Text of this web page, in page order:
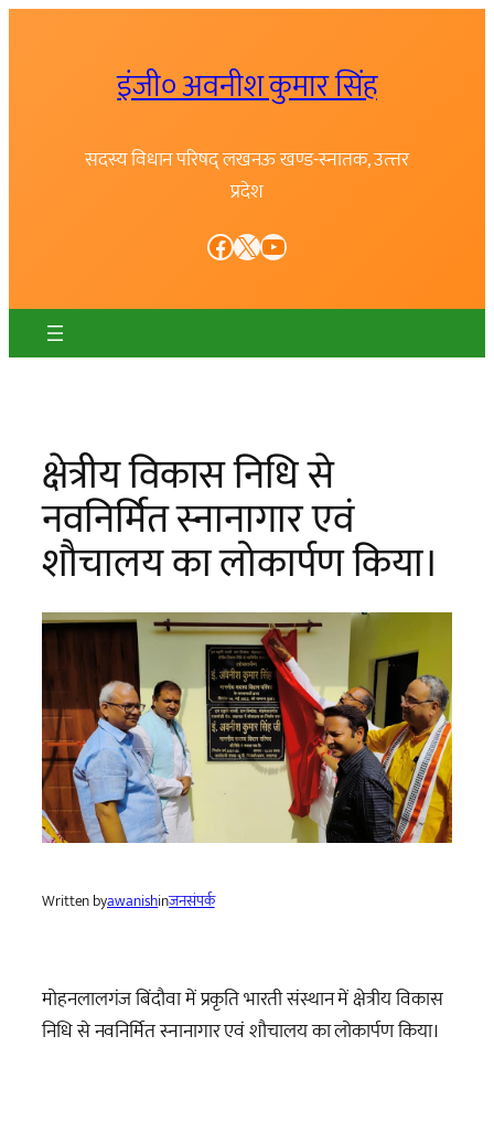
इंजी० अवनीश कुमार सिंह
सदस्य विधान परिषद् लखनऊ खण्ड-स्नातक, उत्त्तर
प्रदेश
Facebook X YouTube
क्षेत्रीय विकास निधि से
नवनिर्मित स्नानागार एवं
शौचालय का लोकार्पण किया।
Written byawanishinजनसंपर्क
मोहनलालगंज बिंदौवा में प्रकृति भारती संस्थान में क्षेत्रीय विकास
निधि से नवनिर्मित स्नानागार एवं शौचालय का लोकार्पण किया।